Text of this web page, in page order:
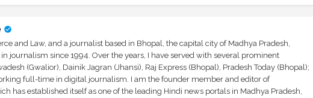
and Law, and a journalist based in Bhopal, the capital city of Madhya Pradesh,
journalism since 1994. Over the years, I have served with several prominent
(Gwalior), Dainik Jagran (Jhansi), Raj Express (Bhopal), Pradesh Today (Bhopal);
full-time in digital journalism. I am the founder member and editor of
has established itself as one of the leading Hindi news portals in Madhya Pradesh,